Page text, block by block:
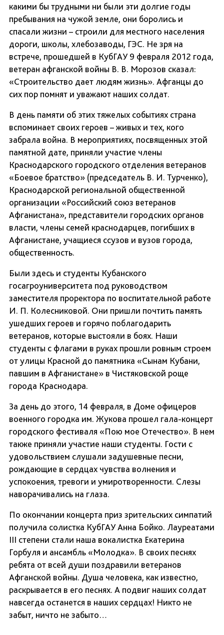
какими бы трудными ни были эти долгие годы
пребывания на чужой земле, они боролись и
спасали жизни – строили для местного населения
дороги, школы, хлебозаводы, ГЭС. Не зря на
встрече, прошедшей в КубГАУ 9 февраля 2012 года,
ветеран афганской войны В. В. Морозов сказал:
«Строительство дает людям жизнь». Афганцы до
сих пор помнят и уважают наших солдат.
В день памяти об этих тяжелых событиях страна
вспоминает своих героев – живых и тех, кого
забрала война. В мероприятиях, посвященных этой
памятной дате, приняли участие члены
Краснодарского городского отделения ветеранов
«Боевое братство» (председатель В. И. Турченко),
Краснодарской региональной общественной
организации «Российский союз ветеранов
Афганистана», представители городских органов
власти, члены семей краснодарцев, погибших в
Афганистане, учащиеся ссузов и вузов города,
общественность.
Были здесь и студенты Кубанского
госагроуниверситета под руководством
заместителя проректора по воспитательной работе
И. П. Колесниковой. Они пришли почтить память
ушедших героев и горячо поблагодарить
ветеранов, которые выстояли в боях. Наши
студенты с флагами в руках прошли ровным строем
от улицы Красной до памятника «Сынам Кубани,
павшим в Афганистане» в Чистяковской роще
города Краснодара.
За день до этого, 14 февраля, в Доме офицеров
военного городка им. Жукова прошел гала-концерт
городского фестиваля «Пою мое Отечество». В нем
также приняли участие наши студенты. Гости с
удовольствием слушали задушевные песни,
рождающие в сердцах чувства волнения и
успокоения, тревоги и умиротворенности. Слезы
наворачивались на глаза.
По окончании концерта приз зрительских симпатий
получила солистка КубГАУ Анна Бойко. Лауреатами
III степени стали наша вокалистка Екатерина
Горбуля и ансамбль «Молодка». В своих песнях
ребята от всей души поздравили ветеранов
Афганской войны. Душа человека, как известно,
раскрывается в его песнях. А подвиг наших солдат
навсегда останется в наших сердцах! Никто не
забыт, ничто не забыто…